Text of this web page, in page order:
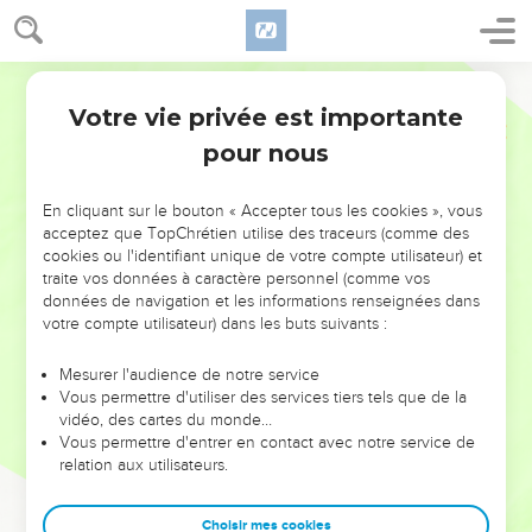
NE MANQUEZ PAS L’ÉVÉNEMENT
DE L’ANNÉE !
ET SI LEURS ERREURS POUVAIENT VOUS ÉVITER LES
VOTRES ?
leur foi ou leur vision. Mais on voit moins les doutes, les erreurs
et les saisons difficiles qu'ils ont traversés, alors même que ce
sont elles qui les ont façonnés.
Dans cette conférence, leaders, entrepreneurs, et responsables
clés pour avancer avec plus de sagesse afin que leurs erreurs
Votre vie privée est importante
pour nous
En cliquant sur le bouton « Accepter tous les cookies », vous
acceptez que TopChrétien utilise des traceurs (comme des
cookies ou l'identifiant unique de votre compte utilisateur) et
traite vos données à caractère personnel (comme vos
données de navigation et les informations renseignées dans
votre compte utilisateur) dans les buts suivants :
Mesurer l'audience de notre service
Vous permettre d'utiliser des services tiers tels que de la
vidéo, des cartes du monde…
Vous permettre d'entrer en contact avec notre service de
relation aux utilisateurs.
Choisir mes cookies